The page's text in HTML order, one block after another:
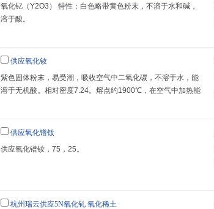
氧化钇（Y2O3） 特性：白色略带黄色粉末，不溶于水和碱，
溶于酸。
供应氧化钕
紫色固体粉末，易受潮，吸收空气中二氧化碳，不溶于水，能
溶于无机酸。相对密度7.24。熔点约1900℃，在空气中加热能
供应氧化镨钕
供应氧化镨钕，75，25。
杭州瑞云供应5N氧化钆 氧化稀土